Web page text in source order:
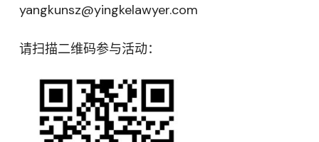
yangkunsz@yingkelawyer.com
请扫描二维码参与活动：